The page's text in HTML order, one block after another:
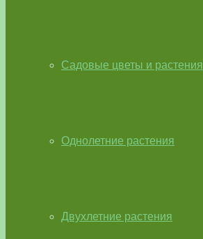
Садовые цветы и растения
Однолетние растения
Двухлетние растения